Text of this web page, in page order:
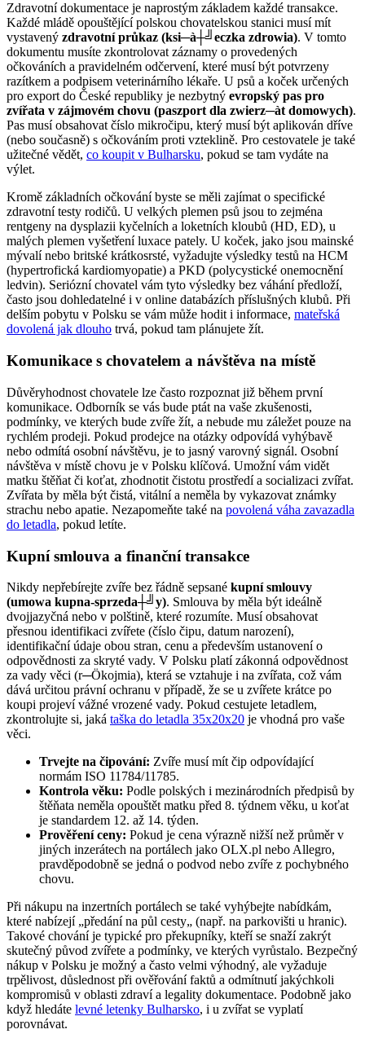
Zdravotní dokumentace je naprostým základem každé transakce.
Každé mládě opouštějící polskou chovatelskou stanici musí mít
vystavený zdravotní průkaz (ksi─à┼╝eczka zdrowia). V tomto
dokumentu musíte zkontrolovat záznamy o provedených
očkováních a pravidelném odčervení, které musí být potvrzeny
razítkem a podpisem veterinárního lékaře. U psů a koček určených
pro export do České republiky je nezbytný evropský pas pro
zvířata v zájmovém chovu (paszport dla zwierz─àt domowych).
Pas musí obsahovat číslo mikročipu, který musí být aplikován dříve
(nebo současně) s očkováním proti vzteklině. Pro cestovatele je také
užitečné vědět, co koupit v Bulharsku, pokud se tam vydáte na
výlet.
Kromě základních očkování byste se měli zajímat o specifické
zdravotní testy rodičů. U velkých plemen psů jsou to zejména
rentgeny na dysplazii kyčelních a loketních kloubů (HD, ED), u
malých plemen vyšetření luxace pately. U koček, jako jsou mainské
mývalí nebo britské krátkosrsté, vyžadujte výsledky testů na HCM
(hypertrofická kardiomyopatie) a PKD (polycystické onemocnění
ledvin). Seriózní chovatel vám tyto výsledky bez váhání předloží,
často jsou dohledatelné i v online databázích příslušných klubů. Při
delším pobytu v Polsku se vám může hodit i informace, mateřská
dovolená jak dlouho trvá, pokud tam plánujete žít.
Komunikace s chovatelem a návštěva na místě
Důvěryhodnost chovatele lze často rozpoznat již během první
komunikace. Odborník se vás bude ptát na vaše zkušenosti,
podmínky, ve kterých bude zvíře žít, a nebude mu záležet pouze na
rychlém prodeji. Pokud prodejce na otázky odpovídá vyhýbavě
nebo odmítá osobní návštěvu, je to jasný varovný signál. Osobní
návštěva v místě chovu je v Polsku klíčová. Umožní vám vidět
matku štěňat či koťat, zhodnotit čistotu prostředí a socializaci zvířat.
Zvířata by měla být čistá, vitální a neměla by vykazovat známky
strachu nebo apatie. Nezapomeňte také na povolená váha zavazadla
do letadla, pokud letíte.
Kupní smlouva a finanční transakce
Nikdy nepřebírejte zvíře bez řádně sepsané kupní smlouvy
(umowa kupna-sprzeda┼╝y). Smlouva by měla být ideálně
dvojjazyčná nebo v polštině, které rozumíte. Musí obsahovat
přesnou identifikaci zvířete (číslo čipu, datum narození),
identifikační údaje obou stran, cenu a především ustanovení o
odpovědnosti za skryté vady. V Polsku platí zákonná odpovědnost
za vady věci (r─Ökojmia), která se vztahuje i na zvířata, což vám
dává určitou právní ochranu v případě, že se u zvířete krátce po
koupi projeví vážné vrozené vady. Pokud cestujete letadlem,
zkontrolujte si, jaká taška do letadla 35x20x20 je vhodná pro vaše
věci.
Trvejte na čipování: Zvíře musí mít čip odpovídající
normám ISO 11784/11785.
Kontrola věku: Podle polských i mezinárodních předpisů by
štěňata neměla opouštět matku před 8. týdnem věku, u koťat
je standardem 12. až 14. týden.
Prověření ceny: Pokud je cena výrazně nižší než průměr v
jiných inzerátech na portálech jako OLX.pl nebo Allegro,
pravděpodobně se jedná o podvod nebo zvíře z pochybného
chovu.
Při nákupu na inzertních portálech se také vyhýbejte nabídkám,
které nabízejí „předání na půl cesty„ (např. na parkovišti u hranic).
Takové chování je typické pro překupníky, kteří se snaží zakrýt
skutečný původ zvířete a podmínky, ve kterých vyrůstalo. Bezpečný
nákup v Polsku je možný a často velmi výhodný, ale vyžaduje
trpělivost, důslednost při ověřování faktů a odmítnutí jakýchkoli
kompromisů v oblasti zdraví a legality dokumentace. Podobně jako
když hledáte levné letenky Bulharsko, i u zvířat se vyplatí
porovnávat.